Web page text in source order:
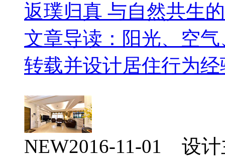
返璞归真 与自然共生
文章导读：阳光、空
转载并设计居住行为
NEW2016-11-01 设